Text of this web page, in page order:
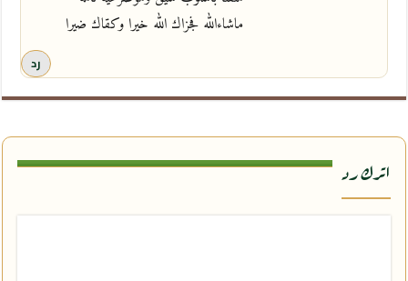
ماشاءالله فجزاك الله خيرا وكقاك ضيرا
رد
اترك رد